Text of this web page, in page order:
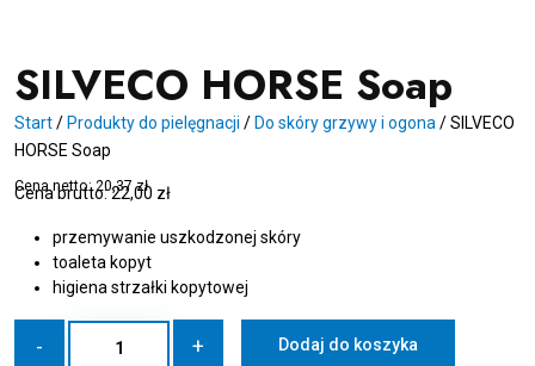
SILVECO HORSE Soap
Start/ Produkty do pielęgnacji / Do skóry grzywy i ogona /SILVECO
HORSE Soap
Cena netto:20,37zł
Cena brutto:22,00 zł
przemywanie uszkodzonej skóry
toaleta kopyt
higiena strzałki kopytowej
-
SILVECO
+ Dodaj do koszyka